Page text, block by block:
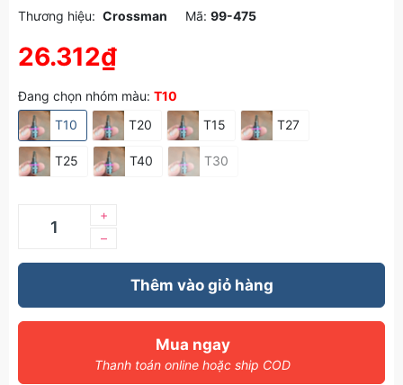
Thương hiệu: Crossman Mã: 99-475
26.312₫
Đang chọn nhóm màu: T10
T10
T20 T15 T27
T25 T40 T30
–
+
Thêm vào giỏ hàng
Mua ngay
Thanh toán online hoặc ship COD